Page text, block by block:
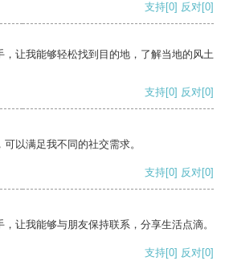
支持[0] 反对[0]
，让我能够轻松找到目的地，了解当地的风土
支持[0] 反对[0]
以满足我不同的社交需求。
支持[0] 反对[0]
让我能够与朋友保持联系，分享生活点滴。
支持[0] 反对[0]